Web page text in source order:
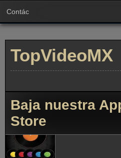
Contác
TopVideoMX
Baja nuestra
Store